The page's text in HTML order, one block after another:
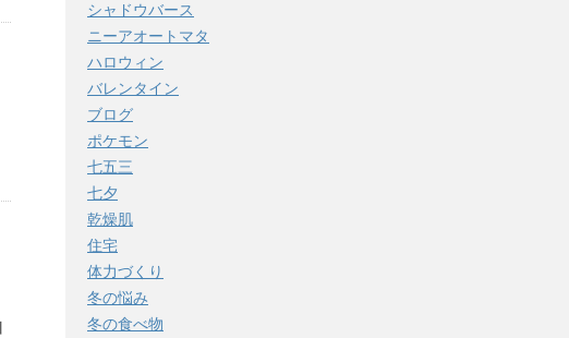
シャドウバース
ニーアオートマタ
ハロウィン
バレンタイン
ブログ
ポケモン
七五三
七夕
乾燥肌
住宅
体力づくり
冬の悩み
冬の食べ物